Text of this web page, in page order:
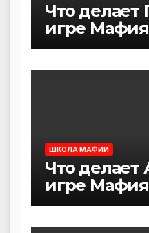
Что делает
игре Мафия
ШКОЛА МАФИИ
Что делает
игре Мафия